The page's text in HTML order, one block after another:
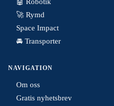
🚀 Rymd
Space Impact
🚘 Transporter
NAVIGATION
Om oss
Gratis nyhetsbrev